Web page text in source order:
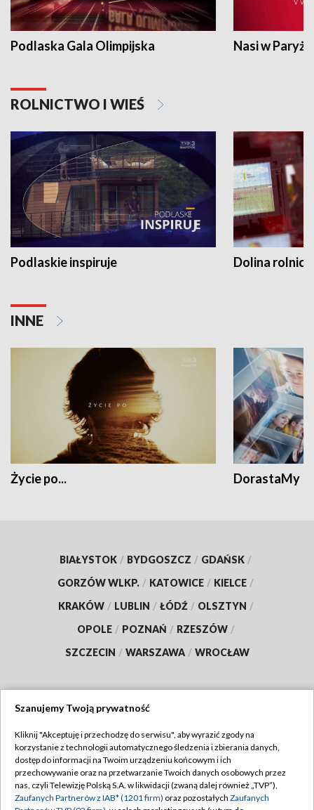
Podlaska Gala Olimpijska Nasi w Paryżu
ROLNICTWO I WIEŚ
Podlaskie inspiruje Dolina
INNE
Życie po... DorastaMy
BIAŁYSTOK / BYDGOSZCZ / GDAŃSK /
GORZÓW WLKP. / KATOWICE / KIELCE /
KRAKÓW / LUBLIN / ŁÓDŹ / OLSZTYN /
OPOLE / POZNAŃ / RZESZÓW /
SZCZECIN / WARSZAWA / WROCŁAW
TVP
Abonament TVP
Emisja w TVP
Regulamin TVP
Polityka prywatności
Szanujemy Twoją prywatność
Kliknij "Akceptuję i przechodzę do serwisu", aby wyrazić zgody na
korzystanie z technologii automatycznego śledzenia i zbierania danych,
dostęp do informacji na Twoim urządzeniu końcowym i ich
przechowywanie oraz na przetwarzanie Twoich danych osobowych przez
nas, czyli Telewizję Polską S.A. w likwidacji (zwaną dalej również „TVP”),
Zaufanych Partnerów z IAB* (1201 firm) oraz pozostałych Zaufanych